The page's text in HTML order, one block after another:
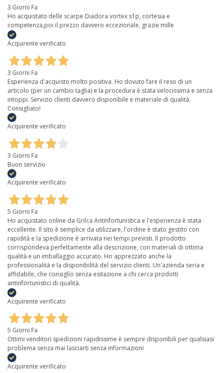
3 Giorni Fa
Ho acquistato delle scarpe Diadora vortex s1p, cortesia e
competenza,poi il prezzo davvero eccezionale, grazie mille
Acquirente verificato
3 Giorni Fa
Esperienza d'acquisto molto positiva. Ho dovuto fare il reso di un
articolo (per un cambio taglia) e la procedura è stata velocissima e senza
intoppi. Servizio clienti davvero disponibile e materiale di qualità.
Consigliato!
Acquirente verificato
3 Giorni Fa
Buon servizio
Acquirente verificato
5 Giorni Fa
Ho acquistato online da Grilca Antinfortunistica e l'esperienza è stata
eccellente. Il sito è semplice da utilizzare, l'ordine è stato gestito con
rapidità e la spedizione è arrivata nei tempi previsti. Il prodotto
corrispondeva perfettamente alla descrizione, con materiali di ottima
qualità e un imballaggio accurato. Ho apprezzato anche la
professionalità e la disponibilità del servizio clienti. Un'azienda seria e
affidabile, che consiglio senza esitazione a chi cerca prodotti
antinfortunistici di qualità.
Acquirente verificato
5 Giorni Fa
Ottimi venditori spedizioni rapidissime è sempre disponibili per qualsiasi
problema senza mai lasciarti senza informazioni
Acquirente verificato